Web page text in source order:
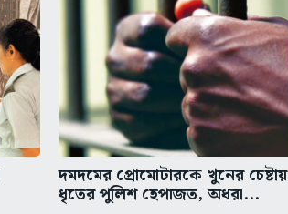
দমদমের প্রোমোটারকে খুনের চেষ্টায়
ধৃতের পুলিশ হেপাজত, অধরা...